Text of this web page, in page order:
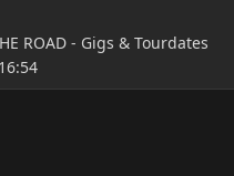
ROAD - Gigs & Tourdates